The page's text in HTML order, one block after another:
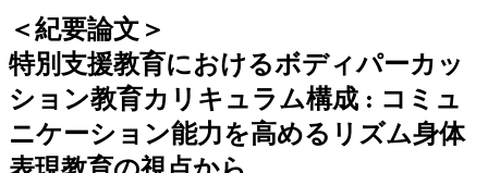
＜紀要論文＞
特別支援教育におけるボディパーカッ
ション教育カリキュラム構成 : コミュ
ニケーション能力を高めるリズム身体